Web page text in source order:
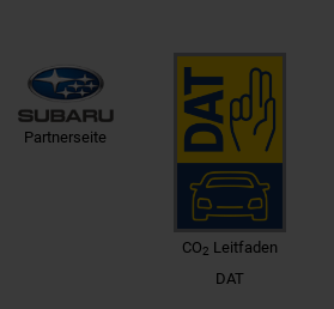
Partnerseite
CO2 Leitfaden
DAT